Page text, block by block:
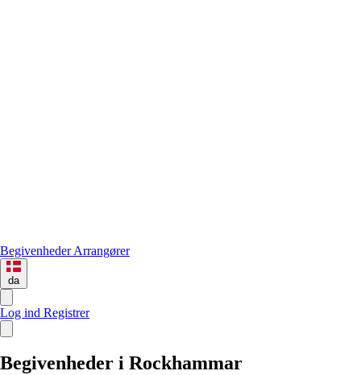
BegivenhederArrangører
da
Log ind Registrer
Begivenheder i Rockhammar